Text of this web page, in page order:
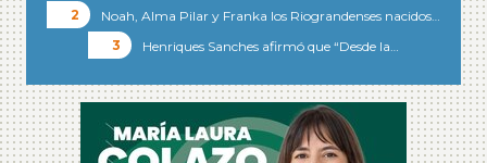
Noah, Alma Pilar y Franka los Riograndenses nacidos…
Henriques Sanches afirmó que “Desde la…